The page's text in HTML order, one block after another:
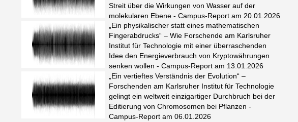
Streit über die Wirkungen von Wasser auf der
molekularen Ebene - Campus-Report am 20.01.2026
„Ein physikalischer statt eines mathematischen
Fingerabdrucks“ – Wie Forschende am Karlsruher
Institut für Technologie mit einer überraschenden
Idee den Energieverbrauch von Kryptowährungen
senken wollen - Campus-Report am 13.01.2026
„Ein vertieftes Verständnis der Evolution“ –
Forschenden am Karlsruher Institut für Technologie
gelingt ein weltweit einzigartiger Durchbruch bei der
Editierung von Chromosomen bei Pflanzen -
Campus-Report am 06.01.2026